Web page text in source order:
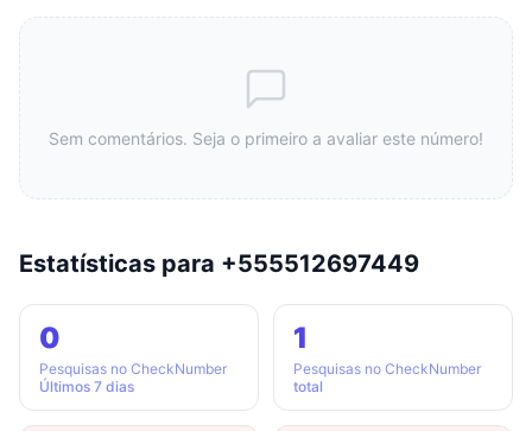
Sem comentários. Seja o primeiro a avaliar este número!
Estatísticas para +555512697449
0
Pesquisas no CheckNumber
Últimos 7 dias
1
Pesquisas no CheckNumber
total